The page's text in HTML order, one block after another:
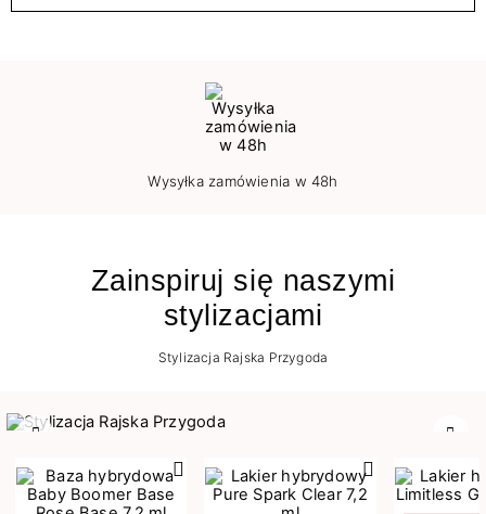
Wysyłka zamówienia w 48h
Zainspiruj się naszymi
stylizacjami
Stylizacja Rajska Przygoda